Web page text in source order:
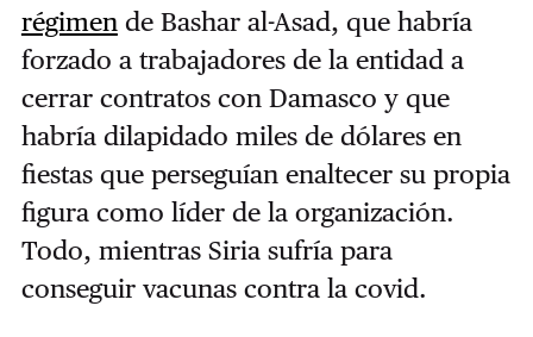
régimen de Bashar al-Asad, que habría
forzado a trabajadores de la entidad a
cerrar contratos con Damasco y que
habría dilapidado miles de dólares en
fiestas que perseguían enaltecer su propia
figura como líder de la organización.
Todo, mientras Siria sufría para
conseguir vacunas contra la covid.